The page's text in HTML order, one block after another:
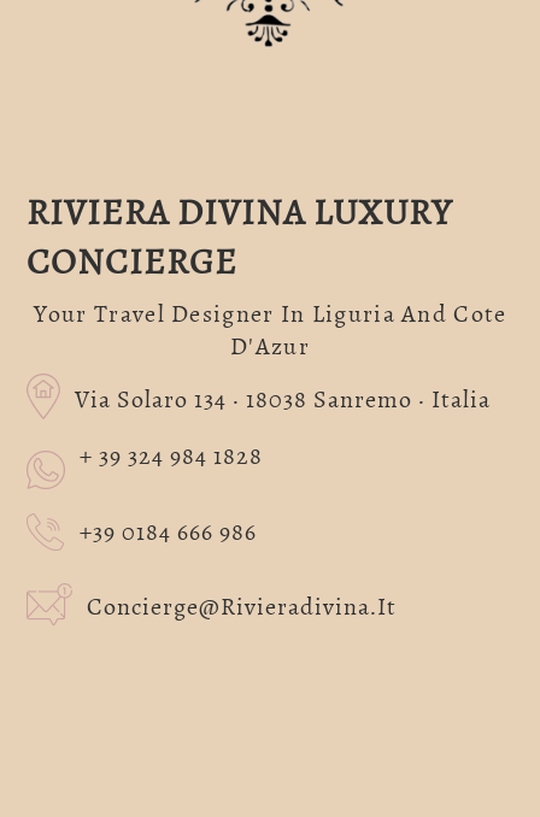
RIVIERA DIVINA LUXURY
CONCIERGE
Your Travel Designer In Liguria And Cote
D'Azur
Via Solaro 134 · 18038 Sanremo · Italia
+ 39 324 984 1828
+39 0184 666 986
Concierge@rivieradivina.it